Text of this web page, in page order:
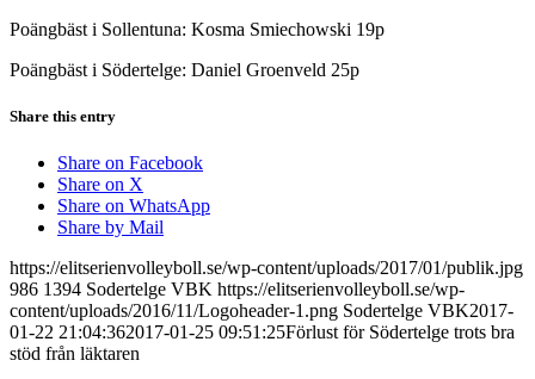
Poängbäst i Sollentuna: Kosma Smiechowski 19p
Poängbäst i Södertelge: Daniel Groenveld 25p
Share this entry
Share on Facebook
Share on X
Share on WhatsApp
Share by Mail
https://elitserienvolleyboll.se/wp-content/uploads/2017/01/publik.jpg
986 1394 Sodertelge VBK https://elitserienvolleyboll.se/wp-
content/uploads/2016/11/Logoheader-1.png Sodertelge VBK2017-
01-22 21:04:362017-01-25 09:51:25Förlust för Södertelge trots bra
stöd från läktaren